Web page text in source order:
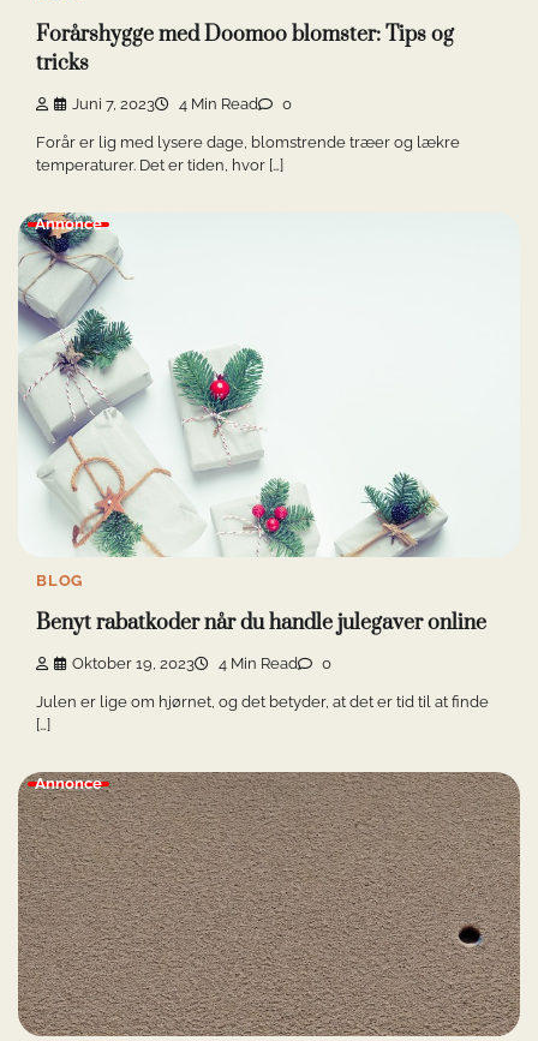
Forårshygge med Doomoo blomster: Tips og
tricks
Juni 7, 2023 4 Min Read 0
Forår er lig med lysere dage, blomstrende træer og lækre
temperaturer. Det er tiden, hvor […]
Annonce
BLOG
Benyt rabatkoder når du handle julegaver online
Oktober 19, 2023 4 Min Read 0
Julen er lige om hjørnet, og det betyder, at det er tid til at finde
[…]
Annonce